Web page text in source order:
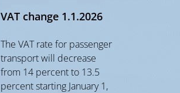
VAT change 1.1.2026
The VAT rate for passenger
transport will decrease
from 14 percent to 13.5
percent starting January 1,